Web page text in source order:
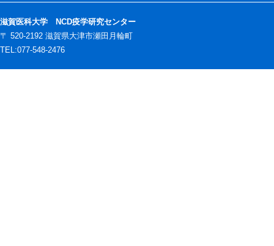
滋賀医科大学 NCD疫学研究センター
〒 520-2192 滋賀県大津市瀬田月輪町
TEL:077-548-2476